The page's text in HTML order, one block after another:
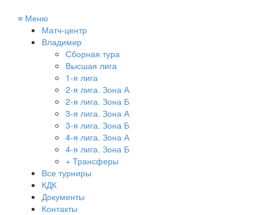
≡ Меню
Матч-центр
Владимир
Сборная тура
Высшая лига
1-я лига
2-я лига. Зона А
2-я лига. Зона Б
3-я лига. Зона А
3-я лига. Зона Б
4-я лига. Зона А
4-я лига. Зона Б
+ Трансферы
Все турниры
КДК
Документы
Контакты